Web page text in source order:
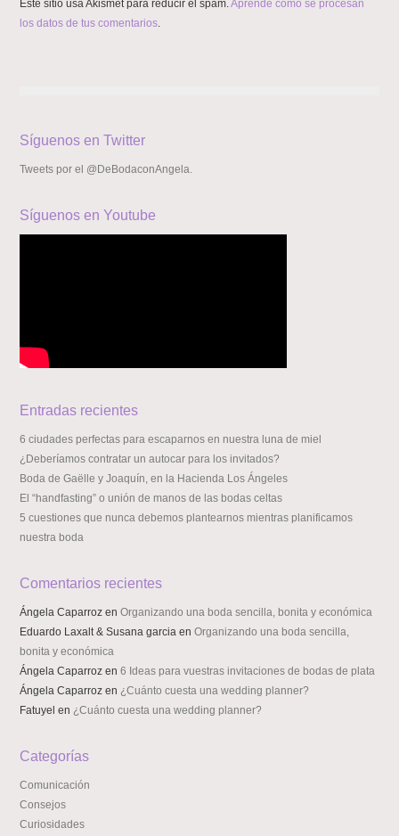
Este sitio usa Akismet para reducir el spam.Aprende cómo se procesan
los datos de tus comentarios.
Síguenos en Twitter
Tweets por el @DeBodaconAngela.
Síguenos en Youtube
Entradas recientes
6 ciudades perfectas para escaparnos en nuestra luna de miel
¿Deberíamos contratar un autocar para los invitados?
Boda de Gaëlle y Joaquín, en la Hacienda Los Ángeles
El “handfasting” o unión de manos de las bodas celtas
5 cuestiones que nunca debemos plantearnos mientras planificamos
nuestra boda
Comentarios recientes
Ángela Caparroz enOrganizando una boda sencilla, bonita y económica
Eduardo Laxalt & Susana garcia enOrganizando una boda sencilla,
bonita y económica
Ángela Caparroz en6 Ideas para vuestras invitaciones de bodas de plata
Ángela Caparroz en ¿Cuánto cuesta una wedding planner?
Fatuyel en ¿Cuánto cuesta una wedding planner?
Categorías
Comunicación
Consejos
Curiosidades